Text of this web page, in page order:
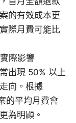
的有效成本更
際月費可能比
際影響
出現 50% 以上
向。根據
的平均月費會
為明顯。